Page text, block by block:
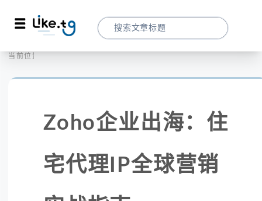
当前位置：
Zoho企业出海：住
宅代理IP全球营销